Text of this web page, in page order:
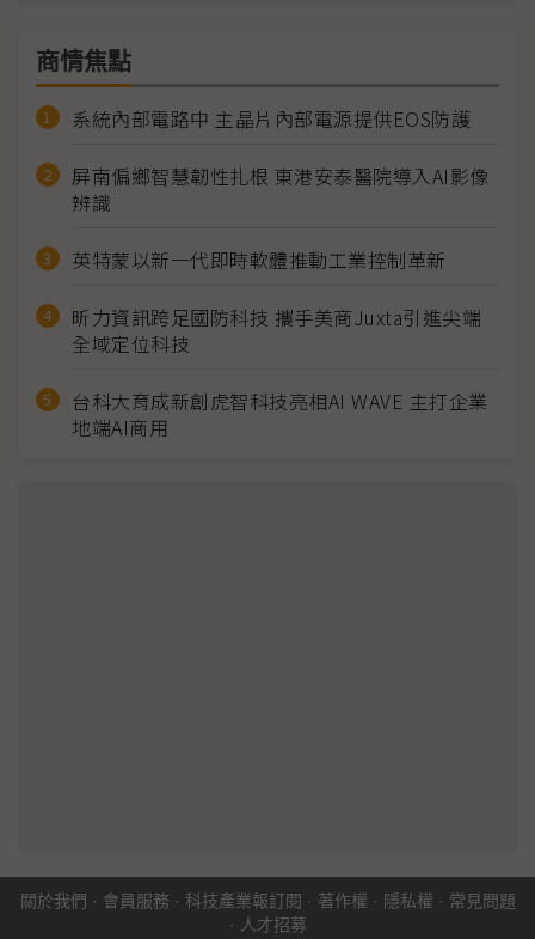
商情焦點
系統內部電路中 主晶片內部電源提供EOS防護
屏南偏鄉智慧韌性扎根 東港安泰醫院導入AI影像
辨識
英特蒙以新一代即時軟體推動工業控制革新
昕力資訊跨足國防科技 攜手美商Juxta引進尖端
全域定位科技
台科大育成新創虎智科技亮相AI WAVE 主打企業
地端AI商用
關於我們 · 會員服務 · 科技產業報訂閱 · 著作權 · 隱私權 · 常見問題
· 人才招募